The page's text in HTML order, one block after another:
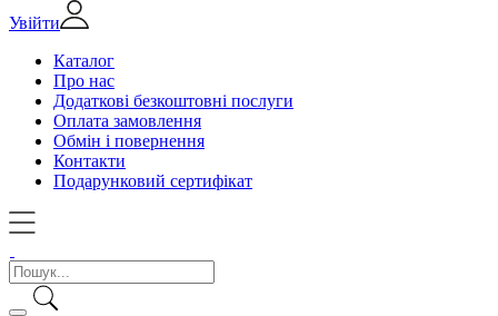
Увійти
Каталог
Про нас
Додаткові безкоштовні послуги
Оплата замовлення
Обмін і повернення
Контакти
Подарунковий сертифікат